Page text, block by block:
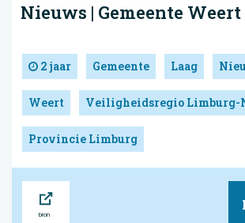
Nieuws | Gemeente Weert
2 jaar Gemeente Laag
Weert Veiligheidsregio Limburg-
Provincie Limburg